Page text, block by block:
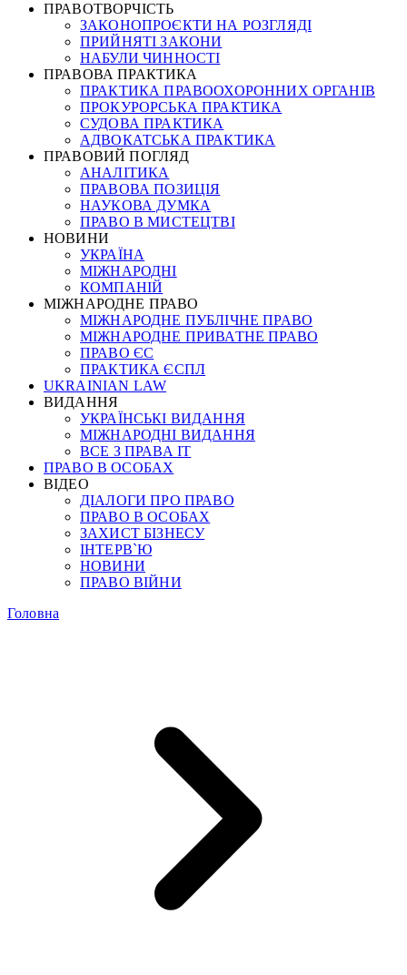
ПРАВОТВОРЧІСТЬ
ЗАКОНОПРОЄКТИ НА РОЗГЛЯДІ
ПРИЙНЯТІ ЗАКОНИ
НАБУЛИ ЧИННОСТІ
ПРАВОВА ПРАКТИКА
ПРАКТИКА ПРАВООХОРОННИХ ОРГАНІВ
ПРОКУРОРСЬКА ПРАКТИКА
СУДОВА ПРАКТИКА
АДВОКАТСЬКА ПРАКТИКА
ПРАВОВИЙ ПОГЛЯД
АНАЛІТИКА
ПРАВОВА ПОЗИЦІЯ
НАУКОВА ДУМКА
ПРАВО В МИСТЕЦТВІ
НОВИНИ
УКРАЇНА
МІЖНАРОДНІ
КОМПАНІЙ
МІЖНАРОДНЕ ПРАВО
МІЖНАРОДНЕ ПУБЛІЧНЕ ПРАВО
МІЖНАРОДНЕ ПРИВАТНЕ ПРАВО
ПРАВО ЄС
ПРАКТИКА ЄСПЛ
UKRAINIAN LAW
ВИДАННЯ
УКРАЇНСЬКІ ВИДАННЯ
МІЖНАРОДНІ ВИДАННЯ
ВСЕ З ПРАВА ІТ
ПРАВО В ОСОБАХ
ВІДЕО
ДІАЛОГИ ПРО ПРАВО
ПРАВО В ОСОБАХ
ЗАХИСТ БІЗНЕСУ
ІНТЕРВ`Ю
НОВИНИ
ПРАВО ВІЙНИ
Головна